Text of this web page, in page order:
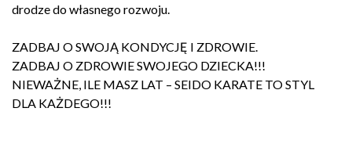
drodze do własnego rozwoju.
ZADBAJ O SWOJĄ KONDYCJĘ I ZDROWIE.
ZADBAJ O ZDROWIE SWOJEGO DZIECKA!!!
NIEWAŻNE, ILE MASZ LAT – SEIDO KARATE TO STYL
DLA KAŻDEGO!!!